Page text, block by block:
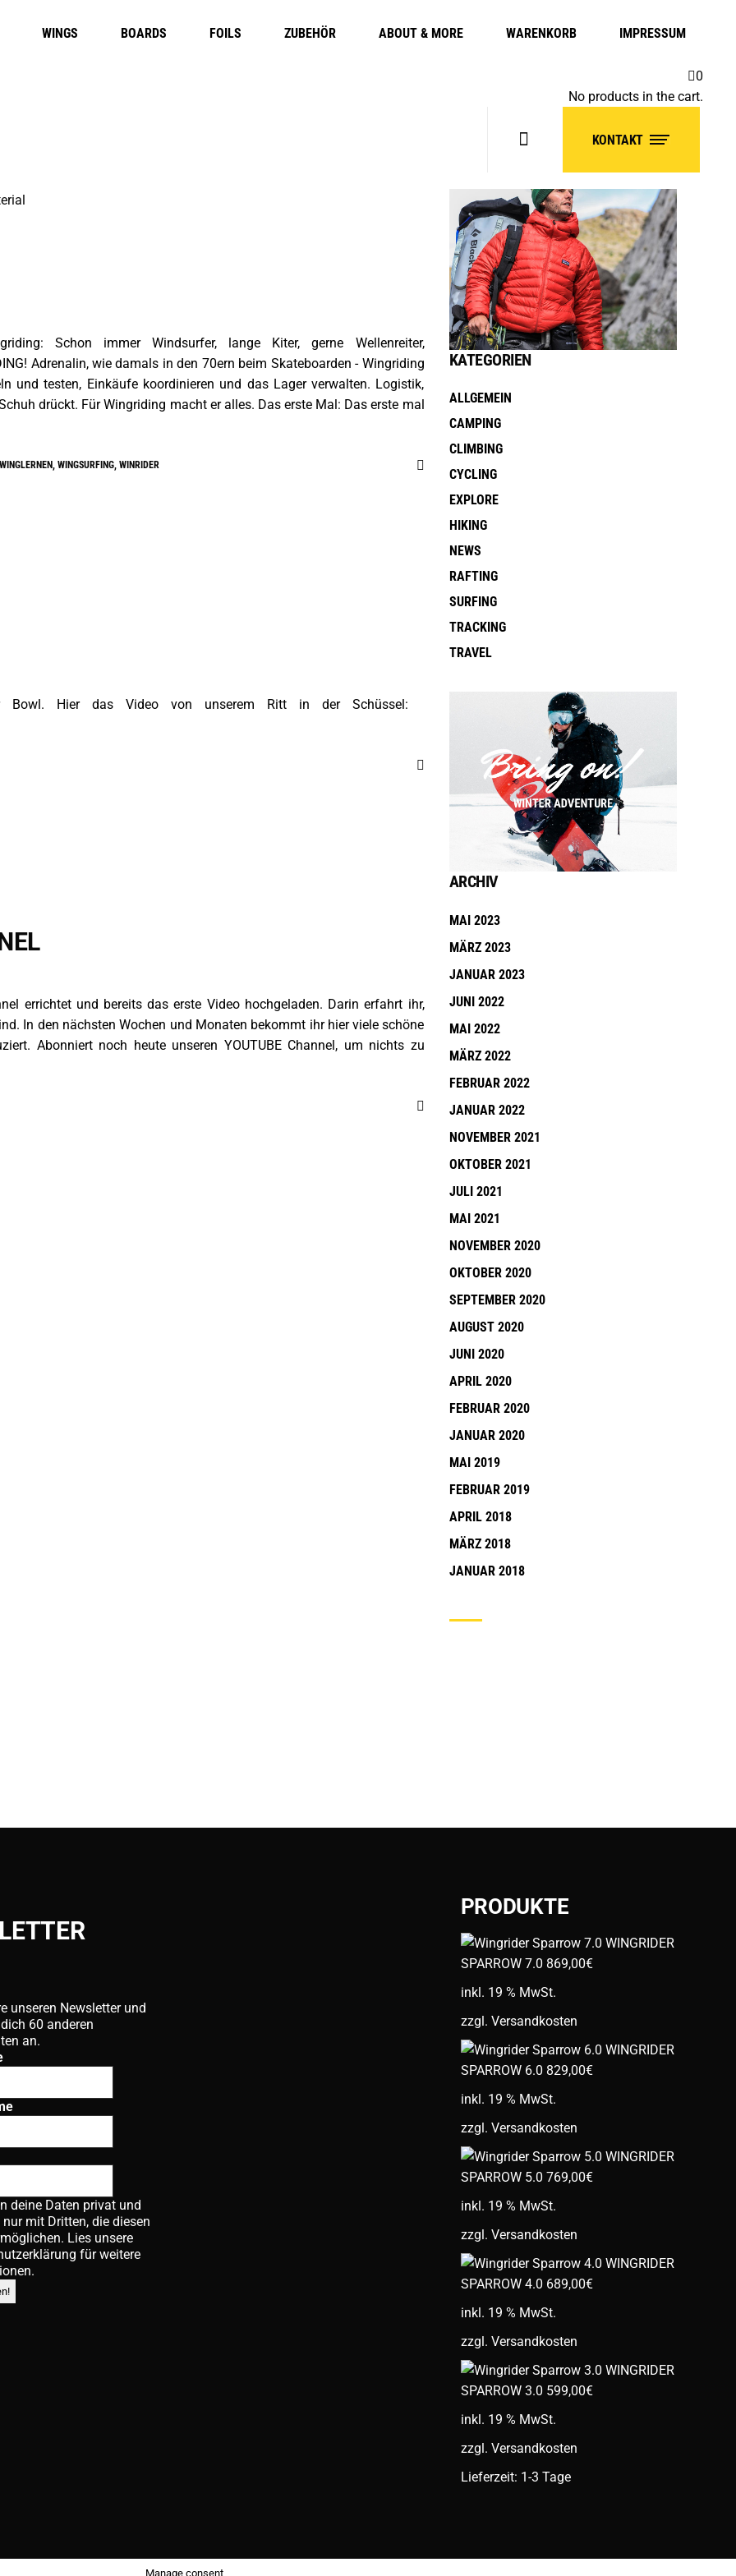
WINGS BOARDS FOILS ZUBEHÖR ABOUT & MORE WARENKORB IMPRESSUM
0
No products in the cart.
KONTAKT
Schon immer Windsurfer, lange Kiter, gerne Wellenreiter,
Adrenalin, wie damals in den 70ern beim Skateboarden - Wingriding
und testen, Einkäufe koordinieren und das Lager verwalten. Logistik,
drückt. Für Wingriding macht er alles. Das erste Mal: Das erste mal
WINGLERNEN, WINGSURFING, WINRIDER
Hier das Video von unserem Ritt in der Schüssel:
errichtet und bereits das erste Video hochgeladen. Darin erfahrt ihr,
In den nächsten Wochen und Monaten bekommt ihr hier viele schöne
Abonniert noch heute unseren YOUTUBE Channel, um nichts zu
KATEGORIEN
ALLGEMEIN
CAMPING
CLIMBING
CYCLING
EXPLORE
HIKING
NEWS
RAFTING
SURFING
TRACKING
TRAVEL
ARCHIV
MAI 2023
MÄRZ 2023
JANUAR 2023
JUNI 2022
MAI 2022
MÄRZ 2022
FEBRUAR 2022
JANUAR 2022
NOVEMBER 2021
OKTOBER 2021
JULI 2021
MAI 2021
NOVEMBER 2020
OKTOBER 2020
SEPTEMBER 2020
AUGUST 2020
JUNI 2020
APRIL 2020
FEBRUAR 2020
JANUAR 2020
MAI 2019
FEBRUAR 2019
APRIL 2018
MÄRZ 2018
JANUAR 2018
unseren Newsletter und
60 anderen
an.
deine Daten privat und
mit Dritten, die diesen
Lies unsere
für weitere
PRODUKTE
WINGRIDER
SPARROW 7.0 869,00€
inkl. 19 % MwSt.
zzgl. Versandkosten
WINGRIDER
SPARROW 6.0 829,00€
inkl. 19 % MwSt.
zzgl. Versandkosten
WINGRIDER
SPARROW 5.0 769,00€
inkl. 19 % MwSt.
zzgl. Versandkosten
WINGRIDER
SPARROW 4.0 689,00€
inkl. 19 % MwSt.
zzgl. Versandkosten
WINGRIDER
SPARROW 3.0 599,00€
inkl. 19 % MwSt.
zzgl. Versandkosten
Lieferzeit: 1-3 Tage
Manage consent